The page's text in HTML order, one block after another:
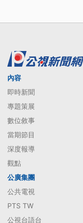
內容
即時新聞
專題策展
數位敘事
當期節目
深度報導
觀點
公廣集團
公共電視
PTS TW
公視台語台